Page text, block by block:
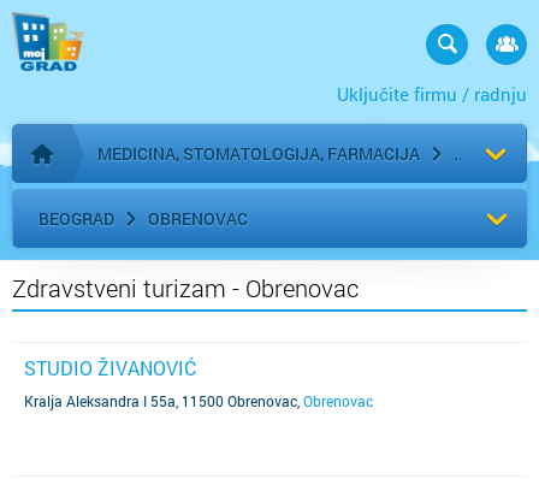
Uključite firmu / radnju
Početna stranica
MEDICINA, STOMATOLOGIJA, FARMACIJA
BEOGRAD OBRENOVAC
Zdravstveni turizam - Obrenovac
STUDIO ŽIVANOVIĆ
Kralja Aleksandra I 55a, 11500 Obrenovac Obrenovac